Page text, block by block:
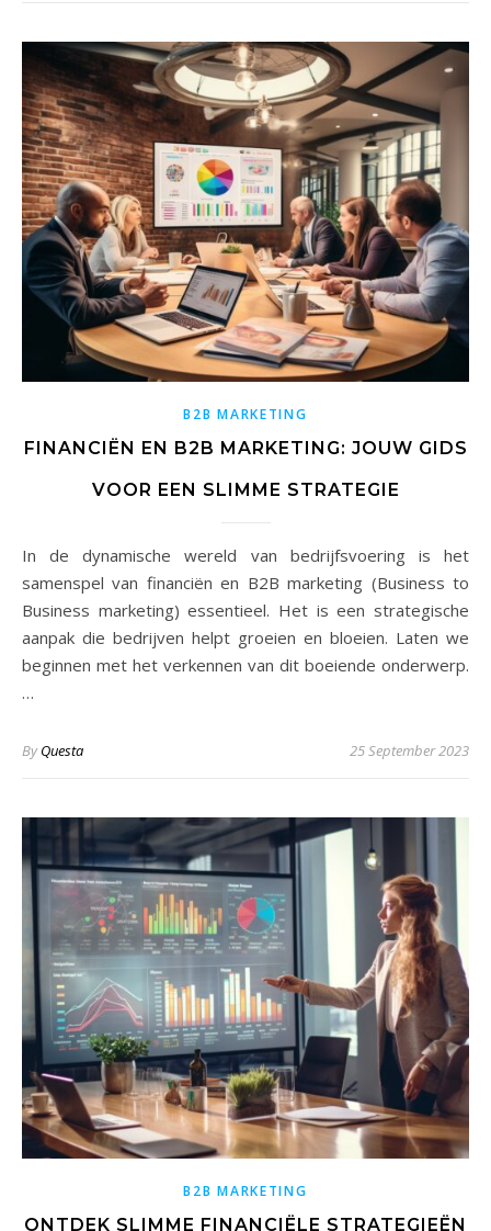
B2B MARKETING
FINANCIËN EN B2B MARKETING: JOUW GIDS
VOOR EEN SLIMME STRATEGIE
In de dynamische wereld van bedrijfsvoering is het
samenspel van financiën en B2B marketing (Business to
Business marketing) essentieel. Het is een strategische
aanpak die bedrijven helpt groeien en bloeien. Laten we
beginnen met het verkennen van dit boeiende onderwerp.
…
ByQuesta 25 September 2023
B2B MARKETING
ONTDEK SLIMME FINANCIËLE STRATEGIEËN